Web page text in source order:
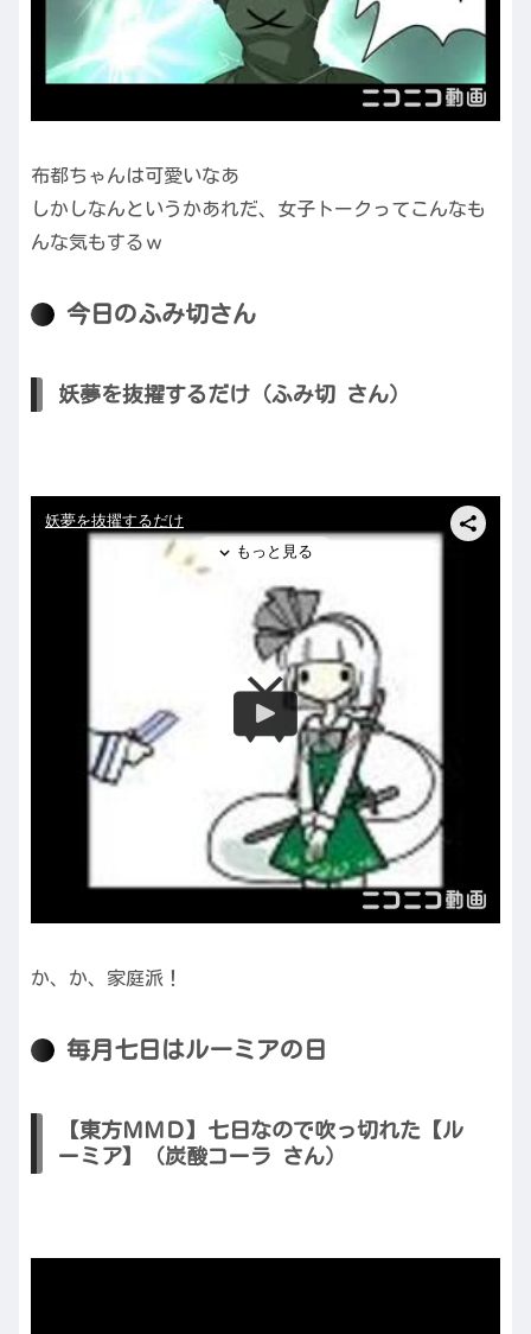
布都ちゃんは可愛いなあ
しかしなんというかあれだ、女子トークってこんなも
んな気もするｗ
今日のふみ切さん
妖夢を抜擢するだけ（ふみ切 さん）
か、か、家庭派！
毎月七日はルーミアの日
【東方ＭＭＤ】七日なので吹っ切れた【ル
ーミア】（炭酸コーラ さん）